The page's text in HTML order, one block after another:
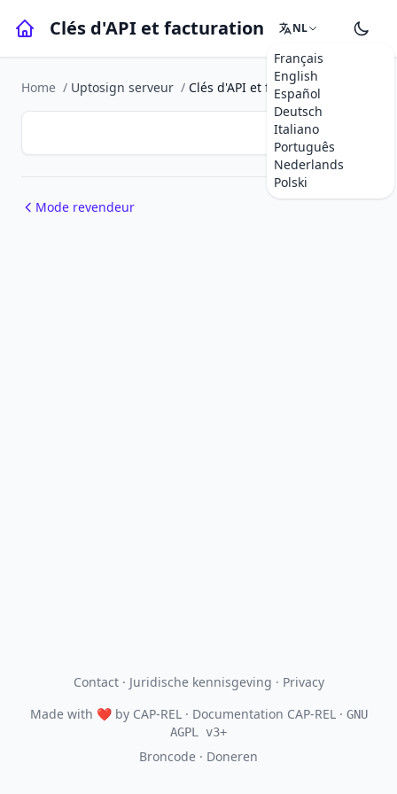
Clés d'API et facturation NL
Français
English
Español
Deutsch
Italiano
Português
Nederlands
Polski
Home / Uptosign serveur / Clés d'API et facturation
Mode revendeur
Contact· Juridische kennisgeving · Privacy
Made with ❤by CAP-REL· Documentation CAP-REL · GNU
AGPL v3+
Broncode · Doneren